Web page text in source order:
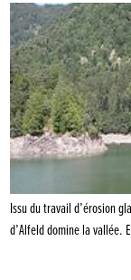
Issu du travail d’érosion
d’Alfeld domine la vallée.